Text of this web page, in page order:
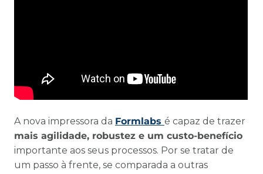
A nova impressora da Formlabs é capaz de trazer
mais agilidade, robustez e um custo-benefício
importante aos seus processos. Por se tratar de
um passo à frente, se comparada a outras